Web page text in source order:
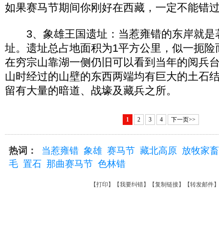
如果赛马节期间你刚好在西藏，一定不能错
3、象雄王国遗址：当惹雍错的东岸就是
址。遗址总占地面积为1平方公里，似一扼
在穷宗山靠湖一侧仍旧可以看到当年的阅兵
山时经过的山壁的东西两端均有巨大的土石
留有大量的暗道、战壕及藏兵之所。
1 2 3 4 下一页>>
热词： 当惹雍错 象雄 赛马节 藏北高原 放牧家畜
毛 置石 那曲赛马节 色林错
【打印 】【我要纠错】【复制链接】【转发邮件